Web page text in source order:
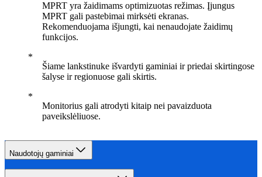
MPRT yra žaidimams optimizuotas režimas. Įjungus
MPRT gali pastebimai mirksėti ekranas.
Rekomenduojama išjungti, kai nenaudojate žaidimų
funkcijos.
Šiame lankstinuke išvardyti gaminiai ir priedai skirtingose
šalyse ir regionuose gali skirtis.
Monitorius gali atrodyti kitaip nei pavaizduota
paveikslėliuose.
Naudotojų gaminiai